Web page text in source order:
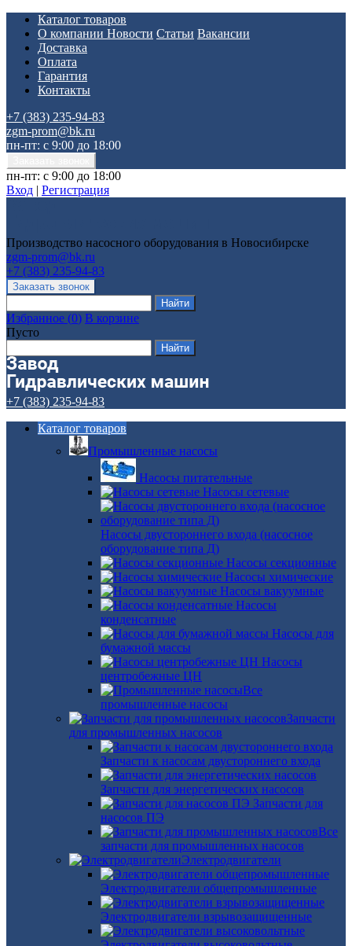
Каталог товаров
О компании Новости Статьи Вакансии
Доставка
Оплата
Гарантия
Контакты
+7 (383) 235-94-83
zgm-prom@bk.ru
пн-пт: с 9:00 до 18:00
пн-пт: с 9:00 до 18:00
Вход | Регистрация
Производство насосного оборудования в Новосибирске
zgm-prom@bk.ru
+7 (383) 235-94-83
Избранное (0) В корзине
Пусто
+7 (383) 235-94-83
Каталог товаров
Промышленные насосы
Насосы питательные
Насосы сетевые
Насосы двустороннего входа (насосное
оборудование типа Д)
Насосы секционные
Насосы химические
Насосы вакуумные
Насосы
конденсатные
Насосы для
бумажной массы
Насосы
центробежные ЦН
Все
промышленные насосы
Запчасти
для промышленных насосов
Запчасти к насосам двустороннего входа
Запчасти для энергетических насосов
Запчасти для
насосов ПЭ
Все
запчасти для промышленных насосов
Электродвигатели
Электродвигатели общепромышленные
Электродвигатели взрывозащищенные